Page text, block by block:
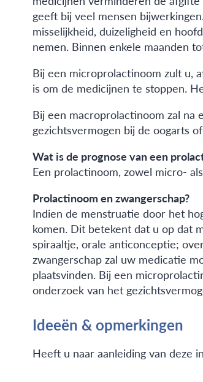
geeft bij veel mensen
misselijkheid, duizeligheid en
nemen. Binnen enkele maanden
Bij een microprolactinoom zult u,
is om de medicijnen te stoppen.
Bij een macroprolactinoom zal na
gezichtsvermogen bij de oogarts
Wat is de prognose van een
Een prolactinoom, zowel micro-
Prolactinoom en zwangerschap?
Indien de menstruatie door het
komen. Dit betekent dat u op dat
spiraaltje, orale anticonceptie;
zwangerschap zal uw medicatie
plaatsvinden. Bij een
onderzoek van het
Ideeën & opmerkingen
Heeft u naar aanleiding van deze